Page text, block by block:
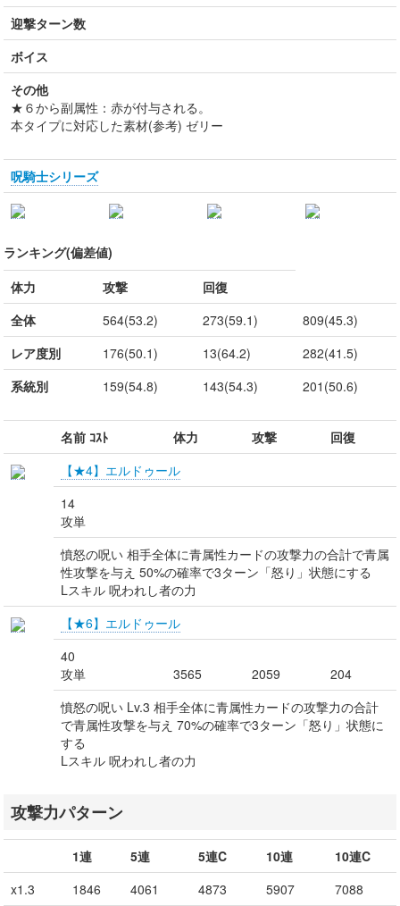
迎撃ターン数
ボイス
その他
★６から副属性：赤が付与される。
本タイプに対応した素材(参考) ゼリー
呪騎士シリーズ
ランキング(偏差値)
体力
攻撃
回復
全体
564(53.2) 273(59.1)
809(45.3)
レア度別
176(50.1) 13(64.2)
282(41.5)
系統別
159(54.8) 143(54.3) 201(50.6)
名前 ｺｽﾄ 体力 攻撃
回復
【★4】エルドゥール
14
攻単
憤怒の呪い 相手全体に青属性カードの攻撃力の合計で青属
性攻撃を与え 50%の確率で3ターン「怒り」状態にする
Lスキル 呪われし者の力
【★6】エルドゥール
40
攻単
3565 2059
204
憤怒の呪い Lv.3 相手全体に青属性カードの攻撃力の合計
で青属性攻撃を与え 70%の確率で3ターン「怒り」状態に
する
Lスキル 呪われし者の力
攻撃力パターン
1連 5連 5連C 10連
10連C
x1.3
1846 4061 4873 5907 7088